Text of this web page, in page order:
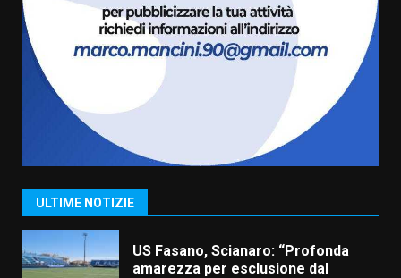
ULTIME NOTIZIE
6 Agosto 2026 06:15
“I Contestatori: Musica di
Rivoluzione”: nuovo
appuntamento con “Fasano in
Banda”
2
amarezza per esclusione dal
campionato di calcio”